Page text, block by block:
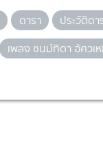
ดารา
ประวัติดา
เพลง ชนม์ทิดา อัศวเ